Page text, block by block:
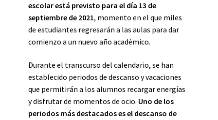
escolar está previsto para el día 13 de
septiembre de 2021, momento en el que miles
de estudiantes regresarán a las aulas para dar
comienzo a un nuevo año académico.
Durante el transcurso del calendario, se han
establecido periodos de descanso y vacaciones
que permitirán a los alumnos recargar energías
y disfrutar de momentos de ocio. Uno de los
periodos más destacados es el descanso de